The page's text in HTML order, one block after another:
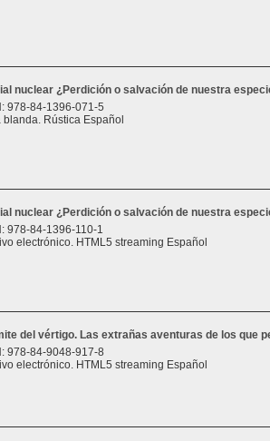
nuclear ¿Perdición o salvación de nuestra
978-84-1396-071-5
blanda. Rústica Español
nuclear ¿Perdición o salvación de nuestra
978-84-1396-110-1
electrónico. HTML5 streaming Español
del vértigo. Las extrañas aventuras de los que
978-84-9048-917-8
electrónico. HTML5 streaming Español